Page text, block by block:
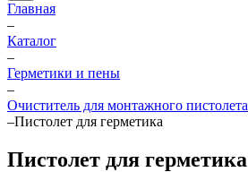
Главная
–
Каталог
–
Герметики и пены
–
Очиститель для монтажного пистолета
–Пистолет для герметика
Пистолет для герметика